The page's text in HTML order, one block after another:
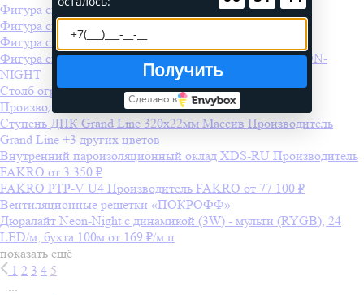
Фигура световая "2 СНЕЖИНКИ" 250х50
Фигура световая "Брызги звезд" 400х100
Фигура световая "Созвездие" 55х100
Фигура световая "Звездный фейерверк" 85*175 см NEON-
NIGHT
Столб ограждения ДПК Grand Line 3D 100х100мм
Производитель
Grand Line
Ступень ДПК Grand Line 320х22мм Массив Производитель
Grand Line +3 других цветов
Внутренний пароизоляционный оклад XDS-RU Производитель
FAKRO от 3 350 ₽
FAKRO PTP-V U4 Производитель FAKRO от 77 100 ₽
Вентиляционные решетки «ПОКРОФФ»
Дюралайт Neon-Night с динамикой (3W) - мульти (RYGB), 24
LED/м, бухта 100м от 169 ₽/м.п
показать ещё
1 2 3 4 5
...
Получить
Сделано в